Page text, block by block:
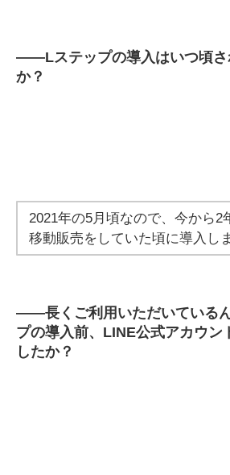
――Lステップの導入はいつ頃
か？
2021年の5月頃なので、今から2
移動販売をしていた頃に導入し
――長くご利用いただいている
プの導入前、LINE公式アカウン
したか？